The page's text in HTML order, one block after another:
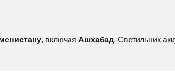
, включая Ашхабад. Светильник